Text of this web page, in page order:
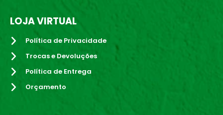
LOJA VIRTUAL
Política de Privacidade
Trocas e Devoluções
Política de Entrega
Orçamento